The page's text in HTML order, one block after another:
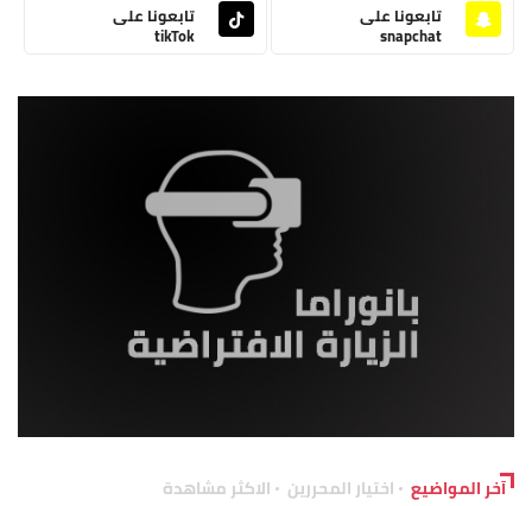
تابعونا على
snapchat
تابعونا على
tikTok
آخر المواضيع اختيار المحررين الاكثر مشاهدة